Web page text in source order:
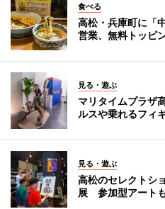
食べる
高松・兵庫町に「
営業、無料トッピ
見る・遊ぶ
マリタイムプラザ
ルスや乗れるフィ
見る・遊ぶ
高松のセレクトシ
展 参加型アート